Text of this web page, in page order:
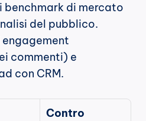
benchmark di mercato
del pubblico.
engagement
commenti) e
con CRM.
Contro